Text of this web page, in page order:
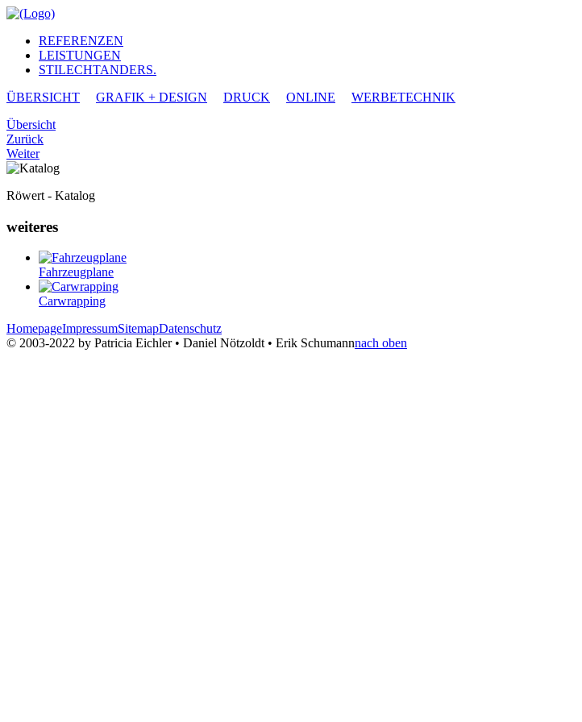
REFERENZEN
LEISTUNGEN
STILECHTANDERS.
ÜBERSICHT
GRAFIK + DESIGN DRUCK ONLINE
WERBETECHNIK
Übersicht
Zurück
Weiter
Röwert - Katalog
weiteres
Fahrzeugplane
Carwrapping
HomepageImpressumSitemapDatenschutz
© 2003-2022 by Patricia Eichler • Daniel Nötzoldt • Erik Schumannnach oben